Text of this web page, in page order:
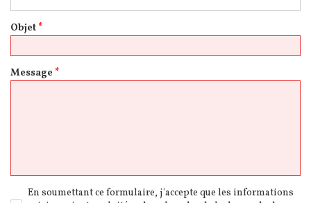
Objet *
Message *
En soumettant ce formulaire, j'accepte que les informations